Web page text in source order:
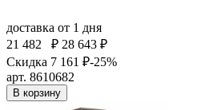
доставка от 1 дня
21 482
₽ 28 643 ₽
Скидка 7 161 ₽-25%
арт. 8610682
В корзину